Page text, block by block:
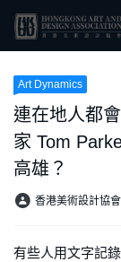
Art Dynamics
連在地人都
家 Tom
高雄？
香港美術設計協會
有些人用文字記